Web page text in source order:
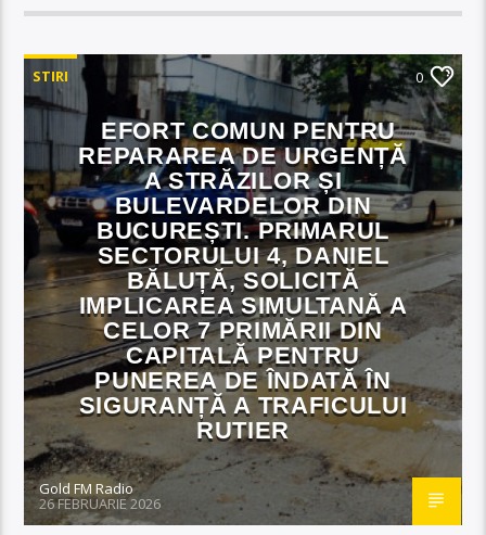
STIRI 0
EFORT COMUN PENTRU
REPARAREA DE URGENȚĂ
A STRĂZILOR ȘI
BULEVARDELOR DIN
BUCUREȘTI. PRIMARUL
SECTORULUI 4, DANIEL
BĂLUȚĂ, SOLICITĂ
IMPLICAREA SIMULTANĂ A
CELOR 7 PRIMĂRII DIN
CAPITALĂ PENTRU
PUNEREA DE ÎNDATĂ ÎN
SIGURANȚĂ A TRAFICULUI
RUTIER
Gold FM Radio
26 FEBRUARIE 2026